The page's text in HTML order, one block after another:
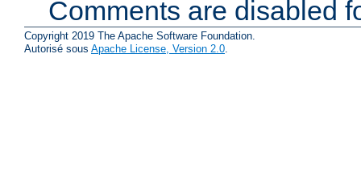
Comments are disabled
Copyright 2019 The Apache Software Foundation.
Autorisé sous Apache License, Version 2.0